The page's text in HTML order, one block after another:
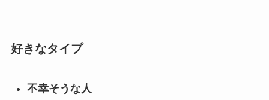
好きなタイプ
不幸そうな人